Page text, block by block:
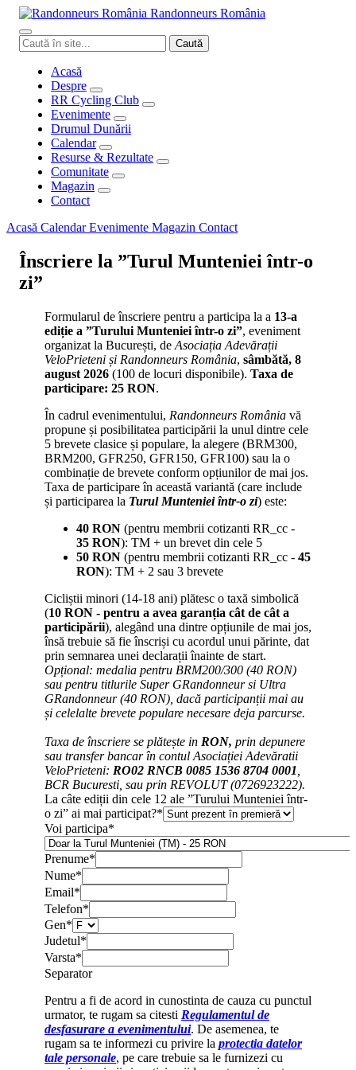
Randonneurs România
Caută
în
Caută
Acasă
Despre
RR Cycling Club
Evenimente
Drumul Dunării
Calendar
Resurse & Rezultate
Comunitate
Magazin
Contact
Acasă CalendarEvenimente Magazin Contact
Înscriere la ”Turul Munteniei într-o
zi”
Formularul de înscriere pentru a participa la a 13-a
ediție a ”Turului Munteniei într-o zi”, eveniment
organizat la București, de Asociația Adevărații
VeloPrieteni și Randonneurs România, sâmbătă, 8
august 2026 (100 de locuri disponibile). Taxa de
participare: 25 RON.
În cadrul evenimentului, Randonneurs România vă
propune și posibilitatea participării la unul dintre cele
5 brevete clasice și populare, la alegere (BRM300,
BRM200, GFR250, GFR150, GFR100) sau la o
combinație de brevete conform opțiunilor de mai jos.
Taxa de participare în această variantă (care include
și participarea la Turul Munteniei într-o zi) este:
40 RON (pentru membrii cotizanti RR_cc -
35 RON): TM + un brevet din cele 5
50 RON (pentru membrii cotizanti RR_cc - 45
RON): TM + 2 sau 3 brevete
Cicliștii minori (14-18 ani) plătesc o taxă simbolică
(10 RON - pentru a avea garanția cât de cât a
participării), alegând una dintre opțiunile de mai jos,
însă trebuie să fie înscriși cu acordul unui părinte, dat
prin semnarea unei declarații înainte de start.
Opțional: medalia pentru BRM200/300 (40 RON)
sau pentru titlurile Super GRandonneur si Ultra
GRandonneur (40 RON), dacă participanții mai au
și celelalte brevete populare necesare deja parcurse.
Taxa de înscriere se plătește in RON, prin depunere
sau transfer bancar în contul Asociației Adevăratii
VeloPrieteni: RO02 RNCB 0085 1536 8704 0001
BCR Bucuresti, sau prin REVOLUT (0726923222).
La câte ediții din cele 12 ale ”Turului Munteniei într-
o zi” ai mai participat?*
Voi participa*
Prenume*
Nume*
Email*
Telefon*
Gen*
Judetul*
Varsta*
Separator
Pentru a fi de acord in cunostinta de cauza cu punctul
urmator, te rugam sa citesti Regulamentul de
desfasurare a evenimentului. De asemenea, te
rugam sa te informezi cu privire la protectia datelor
tale personale, pe care trebuie sa le furnizezi cu